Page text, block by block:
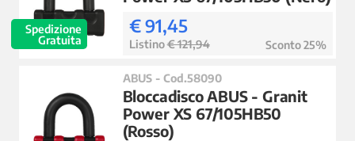
Spedizione
Gratuita
€ 91,45
Listino€ 121,94 Sconto 25%
ABUS - Cod.58090
Bloccadisco ABUS - Granit
Power XS 67/105HB50
(Rosso)